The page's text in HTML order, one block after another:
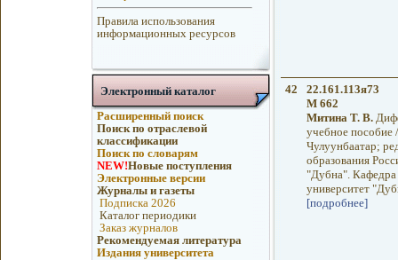
Правила использования
информационных ресурсов
Электронный каталог
Расширенный поиск
Поиск по отраслевой
классификации
Поиск по словарям
NEW!Новые поступления
Электронные версии
Журналы и газеты
Подписка 2026
Каталог периодики
Заказ журналов
Рекомендуемая литература
Издания университета
42
22.161.113я73
М 662
Митина Т. В.
учебное пособие
Чулуунбаатар;
образования
"Дубна". Кафедра
университет
[подробнее]